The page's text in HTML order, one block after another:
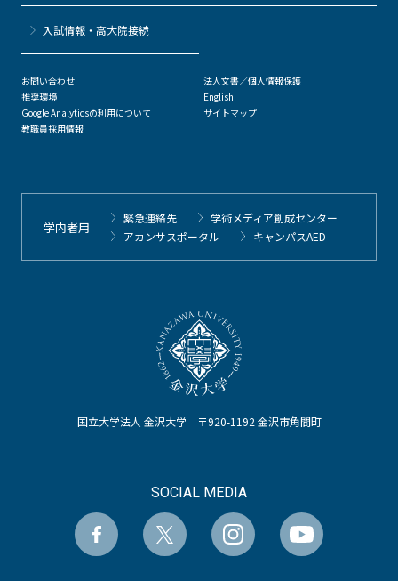
国立大学法人 金沢大学 〒920-1192 金沢市角間町
SOCIAL MEDIA
⼊試情報・高大院接続
お問い合わせ
推奨環境
Google Analyticsの利用について
教職員採用情報
法人文書／個人情報保護
English
サイトマップ
学内者用
緊急連絡先
学術メディア創成センター
アカンサスポータル
キャンパスAED